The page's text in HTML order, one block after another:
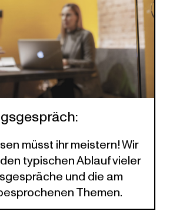
müsst ihr meistern! Wir
typischen Ablauf vieler
und die am
Themen.